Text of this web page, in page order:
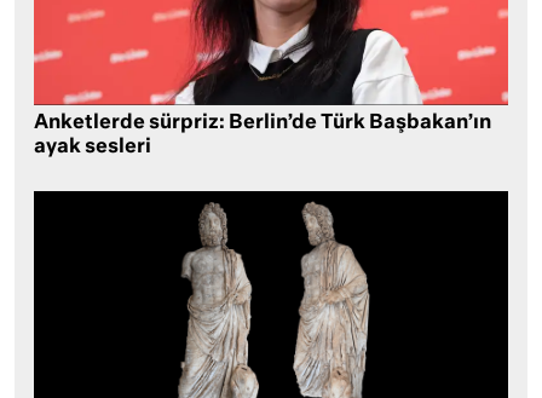
Anketlerde sürpriz: Berlin’de Türk Başbakan’ın
ayak sesleri